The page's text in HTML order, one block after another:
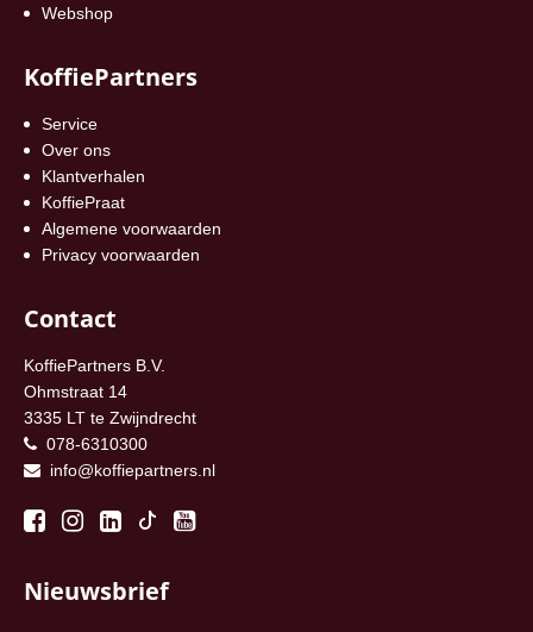
Webshop
KoffiePartners
Service
Over ons
Klantverhalen
KoffiePraat
Algemene voorwaarden
Privacy voorwaarden
Contact
KoffiePartners B.V.
Ohmstraat 14
3335 LT te Zwijndrecht
078-6310300
info@koffiepartners.nl
Nieuwsbrief